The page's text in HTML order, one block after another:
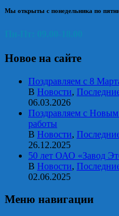
Мы открыты с понедельника по
Новое на сайте
Поздравляем с 8
В Новости,
06.03.2026
Поздравляем с
работы
В Новости,
26.12.2025
50 лет ОАО «Завод
В Новости,
02.06.2025
Меню навигации